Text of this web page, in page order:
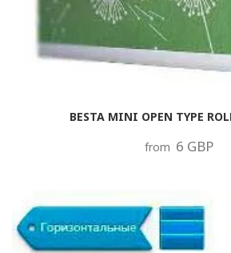
BESTA MINI OPEN TYPE
from 6 GBP